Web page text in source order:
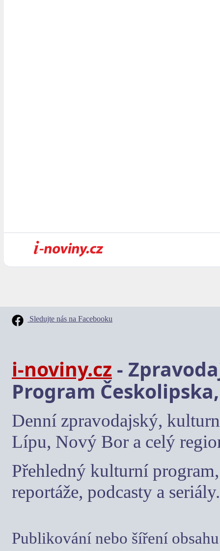
Sledujte nás na Facebooku
i-noviny.cz -
Program
Denní zpravodajský,
Lípu, Nový Bor a celý
Přehledný kulturní
reportáže, podcasty a seriály.
Publikování nebo šíření